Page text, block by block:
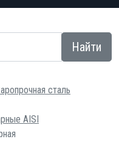
Найти
сталь
AISI